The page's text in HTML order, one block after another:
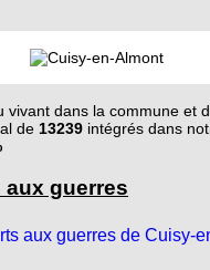
vivant dans la commune et
de 13239intégrés dans
aux guerres
aux guerres de Cuisy-